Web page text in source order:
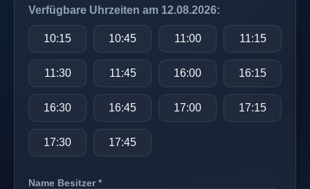
Verfügbare Uhrzeiten am 12.08.2026:
10:15 10:45 11:00 11:15
11:30 11:45 16:00 16:15
16:30 16:45 17:00 17:15
17:30 17:45
Name Besitzer *